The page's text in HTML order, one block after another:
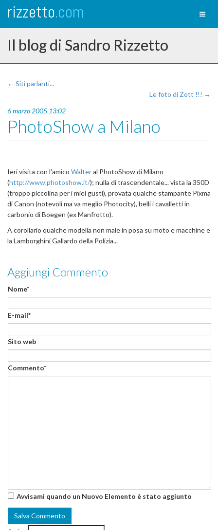
rizzetto.com
Il blog di Sandro Rizzetto
← Siti parlanti...
Le foto di Zott !!! →
6 marzo 2005 13:02
PhotoShow a Milano
Ieri visita con l'amico Walteral PhotoShow di Milano
(http://www.photoshow.it/); nulla di trascendentale... vista la 350D
(troppo piccolina per i miei gusti), provata qualche stampante Pixma
di Canon (notevoli ma va meglio Photocity), belli i cavalletti in
carbonio di Boegen (ex Manfrotto).
A corollario qualche modella non male in posa su moto e macchine e
la Lamborghini Gallardo della Polizia...
Aggiungi Commento
Nome*
E-mail*
Sito web
Commento*
Avvisami quando un Nuovo Elemento è stato aggiunto